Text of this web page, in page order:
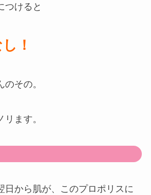
つけると
！
その。
ます。
日から肌が、このプロポリスに